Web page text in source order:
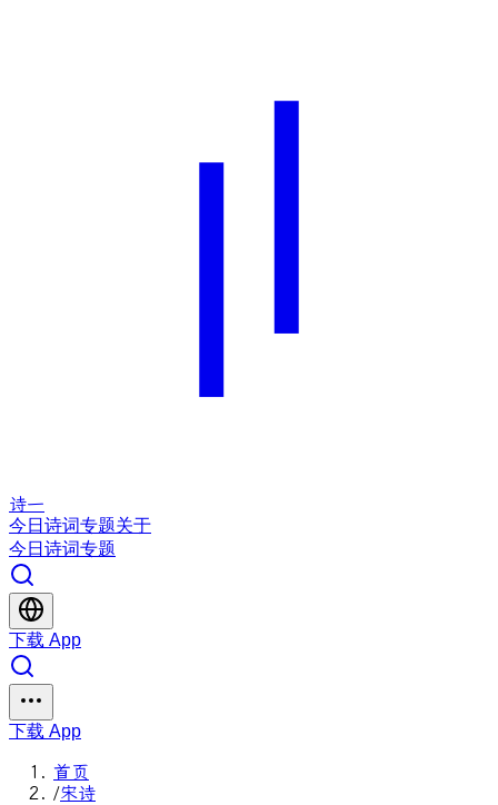
诗一
今日 诗词专题关于
今日 诗词专题
下载 App
下载 App
首页
/宋诗